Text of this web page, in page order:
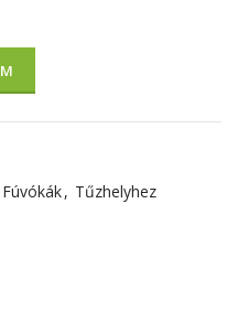
Fúvókák, Tűzhelyhez